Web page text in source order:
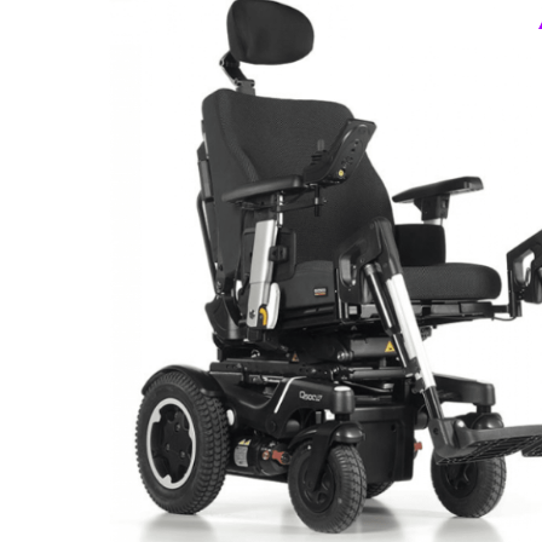
Респираторное оборудование
Подъёмники для инвалидов